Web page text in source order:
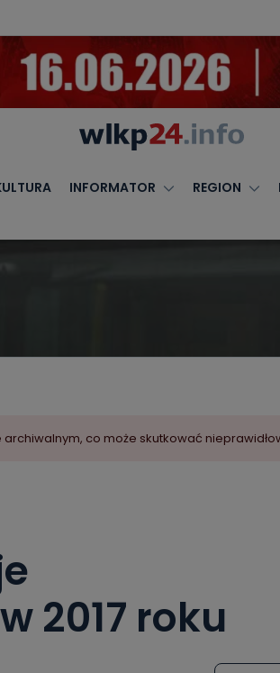
INFORMATOR REGION
archiwalnym, co może skutkować
2017 roku